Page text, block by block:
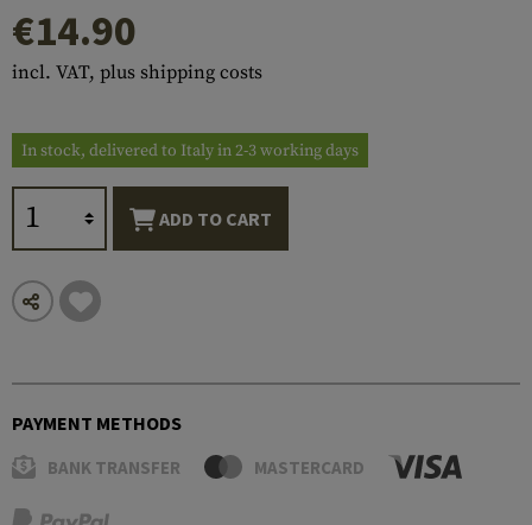
€14.90
incl. VAT, plus shipping costs
In stock, delivered to Italy in 2-3 working days
ADD TO CART
PAYMENT METHODS
BANK TRANSFER MASTERCARD